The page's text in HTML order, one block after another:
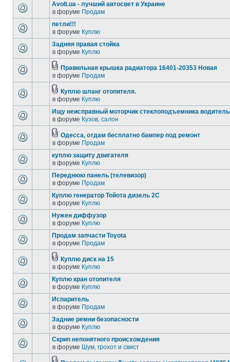
Avolt.ua - лучший автосвет в Украине
в форуме Продам
петли!!!
в форуме Куплю
Задняя правая стойка
в форуме Куплю
Правильная крышка радиатора 16401-20353 Новая
в форуме Продам
Куплю шланг отопителя.
в форуме Куплю
Ищу неисправный моторчик стеклоподъемника
в форуме Кузов, салон
Одесса, отдам бесплатно бампер под ремонт
в форуме Продам
куплю защиту двигателя
в форуме Куплю
Переднюю панель (телевизор)
в форуме Продам
Куплю генератор Тойота дизель 2С
в форуме Куплю
Нужен диффузор
в форуме Куплю
Продам запчасти Toyota
в форуме Продам
Куплю диск на 15
в форуме Куплю
Куплю кран отопителя
в форуме Куплю
Испаритель
в форуме Продам
Задние ремни безопасности
в форуме Куплю
Скрип непонятного происхождения
в форуме Шум, грохот и свист